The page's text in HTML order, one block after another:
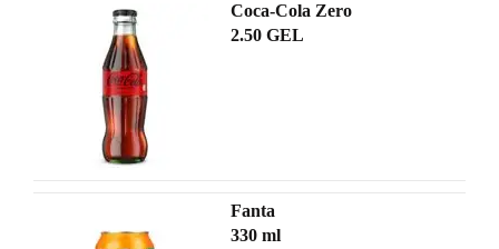
Coca-Cola Zero
2.50 GEL
Fanta
330 ml